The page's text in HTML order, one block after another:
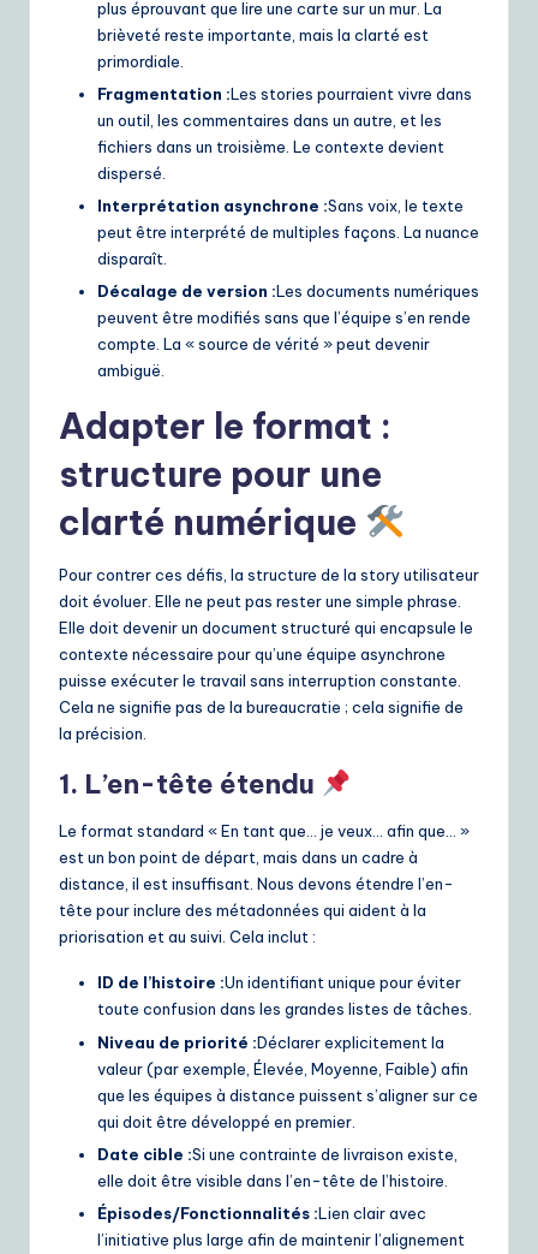
plus éprouvant que lire une carte sur un mur. La
brièveté reste importante, mais la clarté est
primordiale.
Fragmentation :Les stories pourraient vivre dans
un outil, les commentaires dans un autre, et les
fichiers dans un troisième. Le contexte devient
dispersé.
Interprétation asynchrone :Sans voix, le texte
peut être interprété de multiples façons. La nuance
disparaît.
Décalage de version :Les documents numériques
peuvent être modifiés sans que l’équipe s’en rende
compte. La « source de vérité » peut devenir
ambiguë.
Adapter le format :
structure pour une
clarté numérique
Pour contrer ces défis, la structure de la story utilisateur
doit évoluer. Elle ne peut pas rester une simple phrase.
Elle doit devenir un document structuré qui encapsule le
contexte nécessaire pour qu’une équipe asynchrone
puisse exécuter le travail sans interruption constante.
Cela ne signifie pas de la bureaucratie ; cela signifie de
la précision.
1. L’en-tête étendu
Le format standard « En tant que… je veux… afin que… »
est un bon point de départ, mais dans un cadre à
distance, il est insuffisant. Nous devons étendre l’en-
tête pour inclure des métadonnées qui aident à la
priorisation et au suivi. Cela inclut :
ID de l’histoire :Un identifiant unique pour éviter
toute confusion dans les grandes listes de tâches.
Niveau de priorité :Déclarer explicitement la
valeur (par exemple, Élevée, Moyenne, Faible) afin
que les équipes à distance puissent s’aligner sur ce
qui doit être développé en premier.
Date cible :Si une contrainte de livraison existe,
elle doit être visible dans l’en-tête de l’histoire.
Épisodes/Fonctionnalités :Lien clair avec
l’initiative plus large afin de maintenir l’alignement